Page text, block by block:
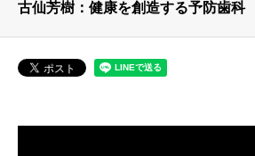
古仙芳樹：健康を創造する予防歯科